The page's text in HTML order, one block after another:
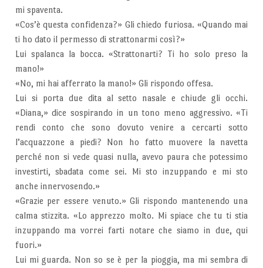
mi spaventa.
«Cos’è questa confidenza?» Gli chiedo furiosa. «Quando mai
ti ho dato il permesso di strattonarmi così?»
Lui spalanca la bocca. «Strattonarti? Ti ho solo preso la
mano!»
«No, mi hai afferrato la mano!» Gli rispondo offesa.
Lui si porta due dita al setto nasale e chiude gli occhi.
«Diana,» dice sospirando in un tono meno aggressivo. «Ti
rendi conto che sono dovuto venire a cercarti sotto
l’acquazzone a piedi? Non ho fatto muovere la navetta
perché non si vede quasi nulla, avevo paura che potessimo
investirti, sbadata come sei. Mi sto inzuppando e mi sto
anche innervosendo.»
«Grazie per essere venuto.» Gli rispondo mantenendo una
calma stizzita. «Lo apprezzo molto. Mi spiace che tu ti stia
inzuppando ma vorrei farti notare che siamo in due, qui
fuori.»
Lui mi guarda. Non so se è per la pioggia, ma mi sembra di